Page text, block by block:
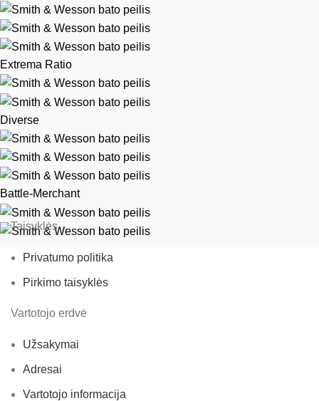
Extrema Ratio
Diverse
Battle-Merchant
Taisyklės
Privatumo politika
Pirkimo taisyklės
Vartotojo erdvė
Užsakymai
Adresai
Vartotojo informacija